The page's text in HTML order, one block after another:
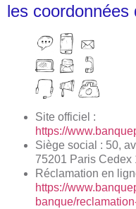
les coordonnées
Site officiel :
https://
Siège social : 50,
75201 Paris Cedex
Réclamation en
https://
banque/